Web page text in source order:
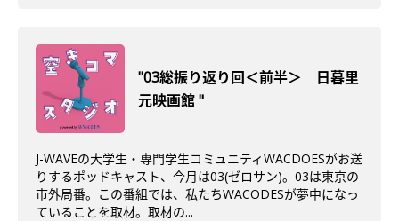
"03総振り返り回＜前半＞ 日暮里
元映画館 "
J-WAVEの大学生・専門学生コミュニティWACDOESがお送
りするポッドキャスト、今月は03(ゼロサン)。03は東京の
市外局番。この番組では、私たちWACODESが夢中になっ
ていることを取材。取材の...